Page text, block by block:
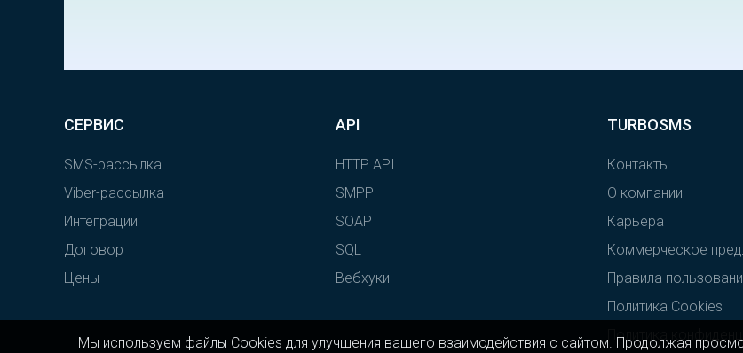
Мы используем файлы Cookies для улучшения вашего взаимодействия с сайтом. Продолжая
СЕРВИС
SMS-рассылка
Viber-рассылка
Интеграции
Договор
Цены
API
HTTP API
SMPP
SOAP
SQL
Вебхуки
TURBOSMS
Контакты
О компании
Карьера
Коммерческое
Правила
Политика Cookies
Политика